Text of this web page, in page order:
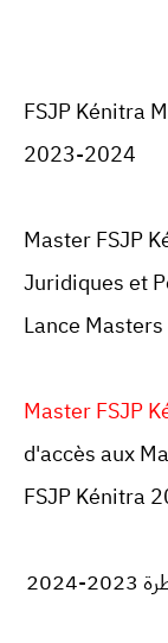
FSJP Kénitra
2023-2024
Master FSJP
Juridiques et
Lance
Master FSJP
d'accès aux
FSJP Kénitra